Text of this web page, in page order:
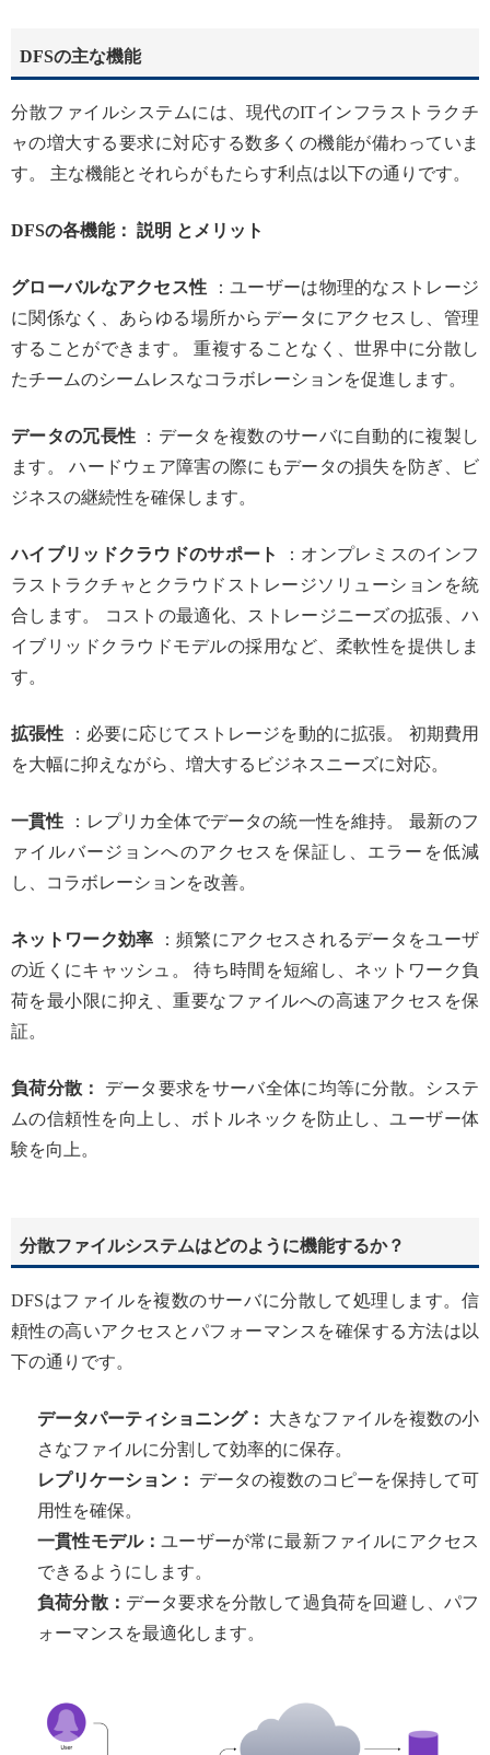
DFSの主な機能
分散ファイルシステムには、現代のITインフラストラクチ
ャの増大する要求に対応する数多くの機能が備わっていま
す。 主な機能とそれらがもたらす利点は以下の通りです。
DFSの各機能： 説明 とメリット
グローバルなアクセス性
：ユーザーは物理的なストレージ
に関係なく、あらゆる場所からデータにアクセスし、管理
することができます。 重複することなく、世界中に分散し
たチームのシームレスなコラボレーションを促進します。
データの冗長性
：データを複数のサーバに自動的に複製し
ます。 ハードウェア障害の際にもデータの損失を防ぎ、ビ
ジネスの継続性を確保します。
ハイブリッドクラウドのサポート
：オンプレミスのインフ
ラストラクチャとクラウドストレージソリューションを統
合します。 コストの最適化、ストレージニーズの拡張、ハ
イブリッドクラウドモデルの採用など、柔軟性を提供しま
す。
拡張性
：必要に応じてストレージを動的に拡張。 初期費用
を大幅に抑えながら、増大するビジネスニーズに対応。
一貫性
：レプリカ全体でデータの統一性を維持。 最新のフ
ァイルバージョンへのアクセスを保証し、エラーを低減
し、コラボレーションを改善。
ネットワーク効率
：頻繁にアクセスされるデータをユーザ
の近くにキャッシュ。 待ち時間を短縮し、ネットワーク負
荷を最小限に抑え、重要なファイルへの高速アクセスを保
証。
負荷分散： データ要求をサーバ全体に均等に分散。システ
ムの信頼性を向上し、ボトルネックを防止し、ユーザー体
験を向上。
分散ファイルシステムはどのように機能するか？
DFSはファイルを複数のサーバに分散して処理します。信
頼性の高いアクセスとパフォーマンスを確保する方法は以
下の通りです。
データパーティショニング：
大きなファイルを複数の小
さなファイルに分割して効率的に保存。
レプリケーション：
データの複数のコピーを保持して可
用性を確保。
一貫性モデル：ユーザーが常に最新ファイルにアクセス
できるようにします。
負荷分散： データ要求を分散して過負荷を回避し、パフ
ォーマンスを最適化します。